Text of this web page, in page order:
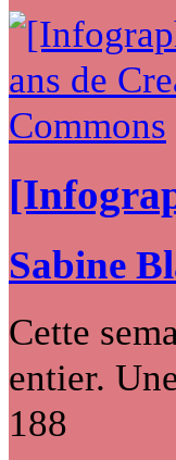
Sabine
Cette
entier.
188